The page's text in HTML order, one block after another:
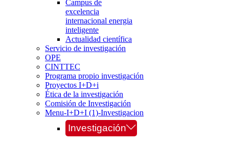
Campus de
excelencia
internacional energia
inteligente
Actualidad científica
Servicio de investigación
OPE
CINTTEC
Programa propio investigación
Proyectos I+D+i
Ética de la investigación
Comisión de Investigación
Menu-I+D+I (1)-Investigacion
Investigación